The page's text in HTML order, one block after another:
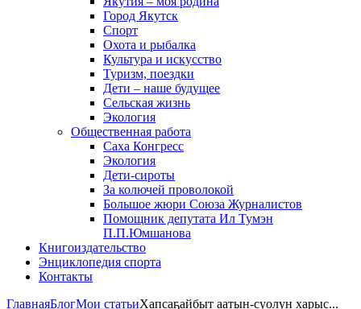
Город Якутск
Спорт
Охота и рыбалка
Культура и искусство
Туризм, поездки
Дети – наше будущее
Сельская жизнь
Экология
Общественная работа
Саха Конгресс
Экология
Дети-сироты
За колючей проволокой
Большое жюри Союза Журналистов
Помощник депутата Ил Тумэн
П.П.Юмшанова
Книгоиздательство
Энциклопедия спорта
Контакты
ГлавнаяБлогМои статьиХапсаҕайбыт аатын-суолун харыс...